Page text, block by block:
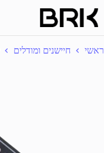
content
ראשי
חיישנים ומודלים